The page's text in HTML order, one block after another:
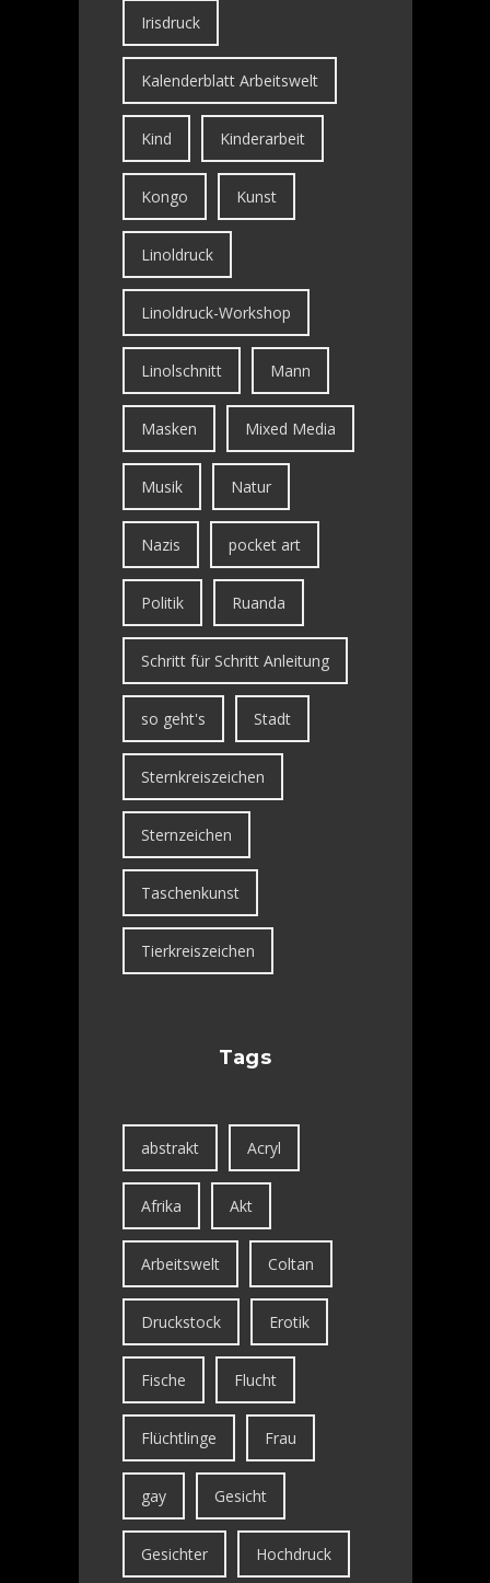
Irisdruck
Kalenderblatt Arbeitswelt
Kind Kinderarbeit
Kongo Kunst
Linoldruck
Linoldruck-Workshop
Linolschnitt Mann
Masken Mixed Media
Musik Natur
Nazis pocket art
Politik Ruanda
Schritt für Schritt Anleitung
so geht's Stadt
Sternkreiszeichen
Sternzeichen
Taschenkunst
Tierkreiszeichen
Tags
abstrakt Acryl
Afrika Akt
Arbeitswelt Coltan
Druckstock Erotik
Fische Flucht
Flüchtlinge Frau
gay Gesicht
Gesichter Hochdruck